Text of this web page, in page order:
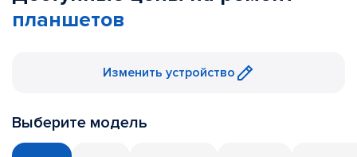
планшетов
Изменить устройство
Выберите модель